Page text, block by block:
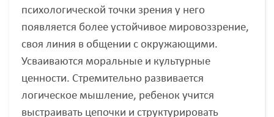
психологической точки зрения у него
появляется более устойчивое мировоззрение,
своя линия в общении с окружающими.
Усваиваются моральные и культурные
ценности. Стремительно развивается
логическое мышление, ребенок учится
выстраивать цепочки и структурировать